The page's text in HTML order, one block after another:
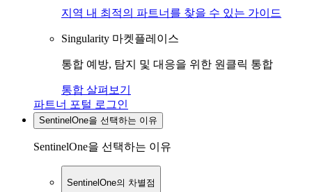
지역 내 최적의 파트너를 찾을 수 있는 가이드
Singularity 마켓플레이스
통합 예방, 탐지 및 대응을 위한 원클릭 통합
통합 살펴보기
파트너 포털 로그인
SentinelOne을 선택하는 이유
SentinelOne을 선택하는 이유
SentinelOne의 차별점